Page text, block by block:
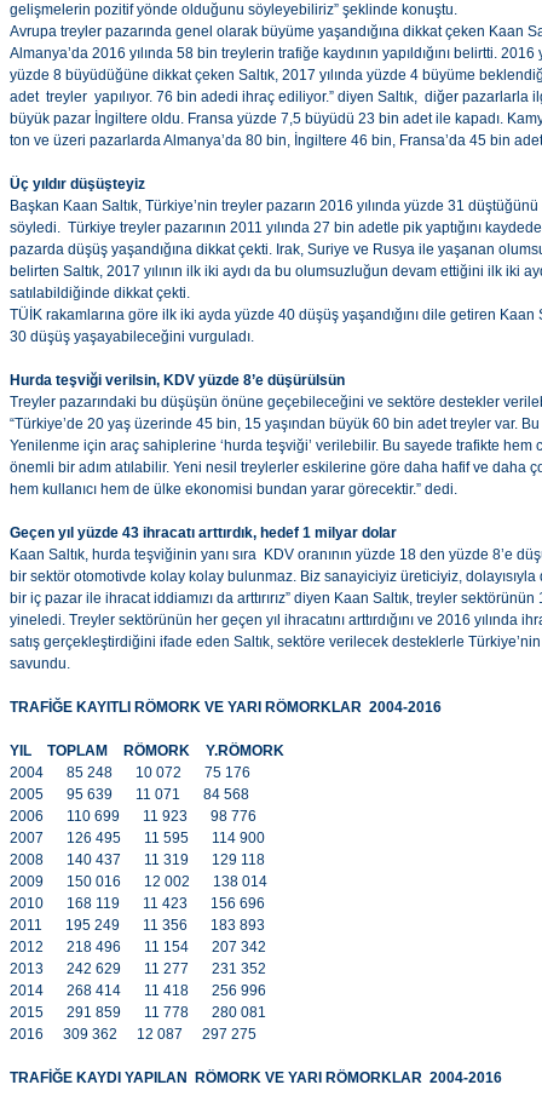
gelişmelerin pozitif yönde olduğunu söyleyebiliriz” şeklinde konuştu.
Avrupa treyler pazarında genel olarak büyüme yaşandığına dikkat çeken Kaan
Almanya’da 2016 yılında 58 bin treylerin trafiğe kaydının yapıldığını belirtti. 2016
yüzde 8 büyüdüğüne dikkat çeken Saltık, 2017 yılında yüzde 4 büyüme
adet treyler yapılıyor. 76 bin adedi ihraç ediliyor.” diyen Saltık, diğer pazarlarla
büyük pazar İngiltere oldu. Fransa yüzde 7,5 büyüdü 23 bin adet ile kapadı.
ton ve üzeri pazarlarda Almanya’da 80 bin, İngiltere 46 bin, Fransa’da 45 bin
Üç yıldır düşüşteyiz
Başkan Kaan Saltık, Türkiye’nin treyler pazarın 2016 yılında yüzde 31 düştüğünü
söyledi. Türkiye treyler pazarının 2011 yılında 27 bin adetle pik yaptığını
pazarda düşüş yaşandığına dikkat çekti. Irak, Suriye ve Rusya ile yaşanan
belirten Saltık, 2017 yılının ilk iki aydı da bu olumsuzluğun devam ettiğini ilk iki
satılabildiğinde dikkat çekti.
TÜİK rakamlarına göre ilk iki ayda yüzde 40 düşüş yaşandığını dile getiren Kaan
30 düşüş yaşayabileceğini vurguladı.
Hurda teşviği verilsin, KDV yüzde 8’e düşürülsün
Treyler pazarındaki bu düşüşün önüne geçebileceğini ve sektöre destekler
“Türkiye’de 20 yaş üzerinde 45 bin, 15 yaşından büyük 60 bin adet treyler var.
Yenilenme için araç sahiplerine ‘hurda teşviği’ verilebilir. Bu sayede trafikte
önemli bir adım atılabilir. Yeni nesil treylerler eskilerine göre daha hafif ve daha
hem kullanıcı hem de ülke ekonomisi bundan yarar görecektir.” dedi.
Geçen yıl yüzde 43 ihracatı arttırdık, hedef 1 milyar dolar
Kaan Saltık, hurda teşviğinin yanı sıra KDV oranının yüzde 18 den yüzde 8’e
bir sektör otomotivde kolay kolay bulunmaz. Biz sanayiciyiz üreticiyiz,
bir iç pazar ile ihracat iddiamızı da arttırırız” diyen Kaan Saltık, treyler
yineledi. Treyler sektörünün her geçen yıl ihracatını arttırdığını ve 2016 yılında
satış gerçekleştirdiğini ifade eden Saltık, sektöre verilecek desteklerle
savundu.
TRAFİĞE KAYITLI RÖMORK VE YARI RÖMORKLAR 2004-2016
YIL TOPLAM RÖMORK
Y.RÖMORK
2004
85 248 10 072
75 176
2005
95 639 11 071
84 568
2006
110 699 11 923
98 776
2007
126 495 11 595
114 900
2008
140 437 11 319
129 118
2009
150 016 12 002
138 014
2010
168 119 11 423
156 696
2011
195 249 11 356
183 893
2012
218 496 11 154
207 342
2013
242 629 11 277
231 352
2014
268 414 11 418
256 996
2015
291 859 11 778
280 081
2016
309 362 12 087 297 275
TRAFİĞE KAYDI YAPILAN RÖMORK VE YARI RÖMORKLAR 2004-2016